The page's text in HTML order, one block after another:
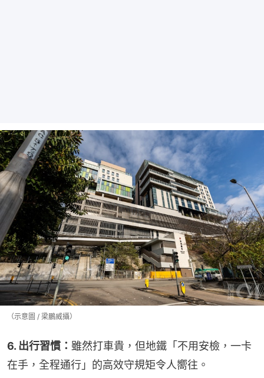
（示意圖 / 梁鵬威攝）
6. 出行習慣： 雖然打車貴，但地鐵「不用安檢，一卡
在手，全程通行」的高效守規矩令人嚮往。